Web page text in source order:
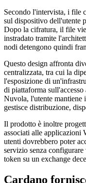
Secondo l'intervista, i file
sul dispositivo dell'utente
Dopo la cifratura, il file
instradato tramite
nodi detengono quindi
Questo design affronta
centralizzata, tra cui la
l'esposizione di
di piattaforma
Nuvola, l'utente mantiene
gestisce distribuzione,
Il prodotto è inoltre
associati alle applicazioni
utenti dovrebbero poter
servizio senza configurare
token su un exchange
Cardano